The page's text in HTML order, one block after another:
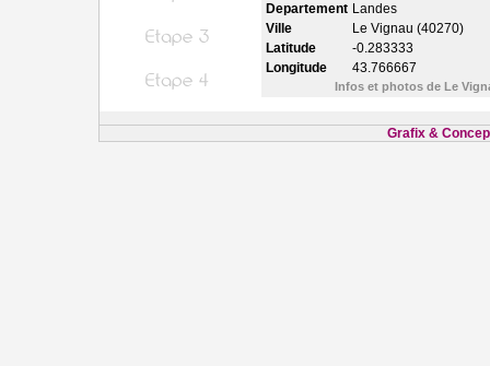
Departement Landes
Ville
Le Vignau (40270)
Latitude
-0.283333
Longitude
43.766667
Infos et photos de Le
Grafix &